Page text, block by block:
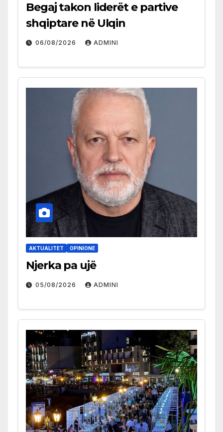
Begaj takon liderët e partive
shqiptare në Ulqin
06/08/2026 ADMINI
AKTUALITET OPINIONE
Njerka pa ujë
05/08/2026 ADMINI